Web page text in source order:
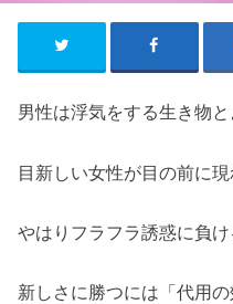
男性は浮気をする生き物
目新しい女性が目の前に現
やはりフラフラ誘惑に負
新しさに勝つには「代用